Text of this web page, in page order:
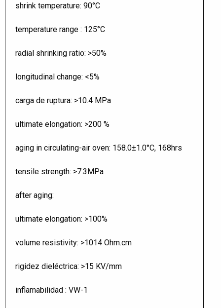
shrink temperature: 90°C
temperature range : 125°C
radial shrinking ratio: >50%
longitudinal change: <5%
carga de ruptura: >10.4 MPa
ultimate elongation: >200 %
aging in circulating-air oven: 158.0±1.0°C, 168hrs
tensile strength: >7.3MPa
after aging:
ultimate elongation: >100%
volume resistivity: >1014 Ohm.cm
rigidez dieléctrica: >15 KV/mm
inflamabilidad : VW-1